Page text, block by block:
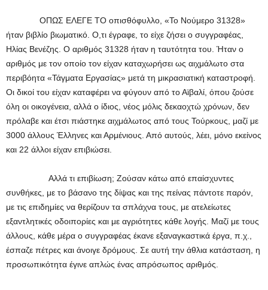
ΟΠΩΣ ΕΛΕΓΕ ΤΟ οπισθόφυλλο, «Το Νούμερο 31328»
ήταν βιβλίο βιωματικό. Ο,τι έγραφε, το είχε ζήσει ο συγγραφέας,
Ηλίας Βενέζης. Ο αριθμός 31328 ήταν η ταυτότητα του. Ήταν ο
αριθμός με τον οποίο τον είχαν καταχωρήσει ως αιχμάλωτο στα
περιβόητα «Τάγματα Εργασίας» μετά τη μικρασιατική καταστροφή.
Οι δικοί του είχαν καταφέρει να φύγουν από το Αϊβαλί, όπου ζούσε
όλη οι οικογένεια, αλλά ο ίδιος, νέος μόλις δεκαοχτώ χρόνων, δεν
πρόλαβε και έτσι πιάστηκε αιχμάλωτος από τους Τούρκους, μαζί με
3000 άλλους Έλληνες και Αρμένιους. Από αυτούς, λέει, μόνο εκείνος
και 22 άλλοι είχαν επιβιώσει.
Αλλά τι επιβίωση; Ζούσαν κάτω από επαίσχυντες
συνθήκες, με το βάσανο της δίψας και της πείνας πάντοτε παρόν,
με τις επιδημίες να θερίζουν τα σπλάχνα τους, με ατελείωτες
εξαντλητικές οδοιπορίες και με αγριότητες κάθε λογής. Μαζί με τους
άλλους, κάθε μέρα ο συγγραφέας έκανε εξαναγκαστικά έργα, π.χ.,
έσπαζε πέτρες και άνοιγε δρόμους. Σε αυτή την άθλια κατάσταση, η
προσωπικότητα έγινε απλώς ένας απρόσωπος αριθμός.